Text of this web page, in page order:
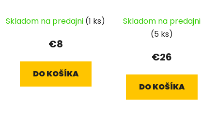
Skladom na predajni (1 ks)
€8
DO KOŠÍKA
Skladom na predajni
(5 ks)
€26
DO KOŠÍKA